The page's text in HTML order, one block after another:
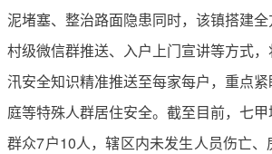
泥堵塞、整治路面隐患同时，该镇搭建
村级微信群推送、入户上门宣讲等方式
汛安全知识精准推送至每家每户，重点
庭等特殊人群居住安全。截至目前，七
群众7户10人，辖区内未发生人员伤亡